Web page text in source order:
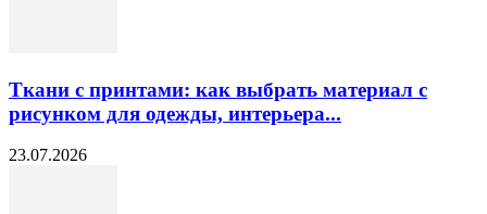
Ткани с принтами: как выбрать материал с
рисунком для одежды, интерьера...
23.07.2026